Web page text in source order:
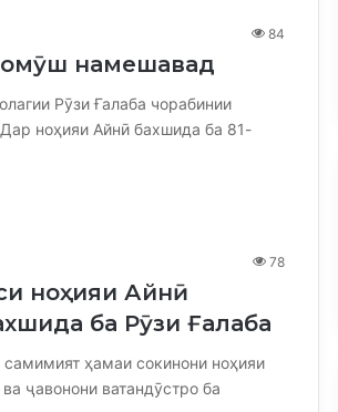
84
намешавад
Рӯзи Ғалаба чорабинии
ноҳияи Айнӣ бахшида ба 81-
78
ноҳияи Айнӣ
ба Рӯзи Ғалаба
ҳамаи сокинони ноҳияи
ҷавонони ватандӯстро ба